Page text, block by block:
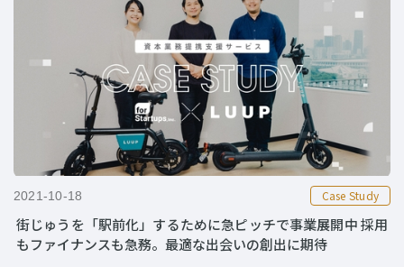
2021-10-18 Case Study
街じゅうを「駅前化」するために急ピッチで事業展開中 採用
もファイナンスも急務。最適な出会いの創出に期待